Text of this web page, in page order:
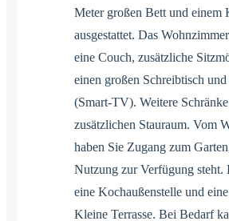
Meter großen Bett und einem
ausgestattet. Das
eine Couch, zusätzliche
einen großen Schreibtisch
(Smart-TV). Weitere
zusätzlichen Stauraum. Vom
haben Sie Zugang zum
Nutzung zur Verfügung steht.
eine Kochaußenstelle und
Kleine Terrasse. Bei Bedarf